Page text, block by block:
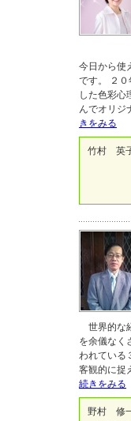
今日から使
です。 ２
した色彩心
んでオリジ
きをみる
竹村 英
世界的な
を余儀なく
われている
客観的に捉
続きをみる
野村 修